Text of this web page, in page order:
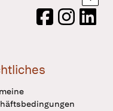
FacebookInstagram